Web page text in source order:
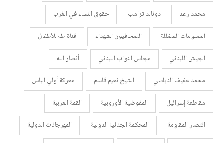
محمد رعد
دونالد ترامب
حقوق النساء في الغرب
المعلومات المضللة
الصحافيون الشهداء
قناة طه للأطفال
الجيش اللبناني
مجلس النواب اللبناني
أنصار الله
محمد عفيف النابلسي
الشيخ نعيم قاسم
معركة أولي الباس
مقاطعة إسرائيل
المفوضية الأوروبية
القمة العربية
انتصار المقاومة
المحكمة الجنائية الدولية
المهرجانات الدولية